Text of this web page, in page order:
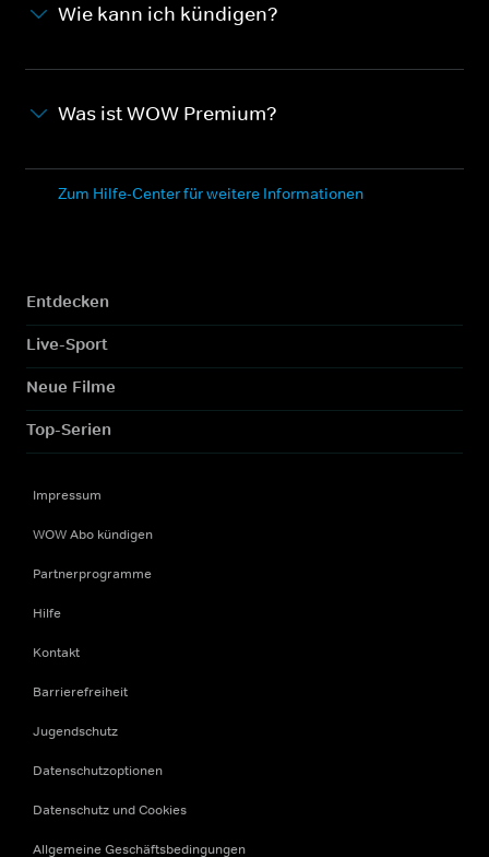
Wie kann ich kündigen?
Was ist WOW Premium?
Zum Hilfe-Center für weitere Informationen
Entdecken
Live-Sport
Neue Filme
Top-Serien
Impressum
WOW Abo kündigen
Partnerprogramme
Hilfe
Kontakt
Barrierefreiheit
Jugendschutz
Datenschutzoptionen
Datenschutz und Cookies
Allgemeine Geschäftsbedingungen